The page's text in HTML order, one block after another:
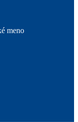
meno